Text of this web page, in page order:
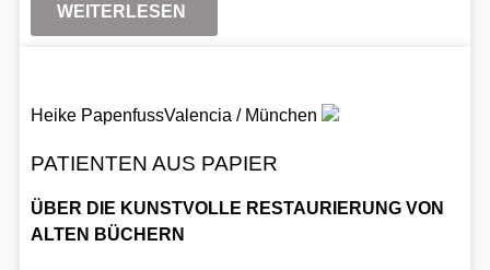
WEITERLESEN
Heike PapenfussValencia / München
PATIENTEN AUS PAPIER
ÜBER DIE KUNSTVOLLE RESTAURIERUNG VON
ALTEN BÜCHERN